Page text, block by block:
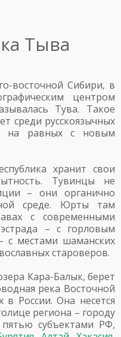
Тыва
восточной Сибири, в
центром
Тува. Такое
среди русскоязычных
на равных с новым
хранит свои
Тувинцы не
– они органично
среде. Юрты там
с современными
– с горловым
с местами шаманских
староверов.
Кара-Балык, берет
река Восточной
России. Она несется
региона – городу
пятью субъектами РФ,